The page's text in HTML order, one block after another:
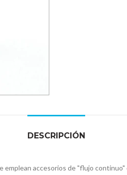
DESCRIPCIÓN
accesorios de "flujo